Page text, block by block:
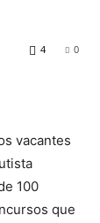
0
4
vacantes
100
que